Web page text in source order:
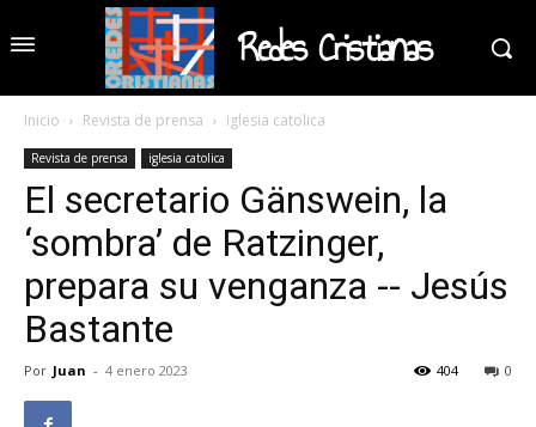
Redes Cristianas
Inicio Revista de prensa iglesia catolica
Revista de prensa iglesia catolica
El secretario Gänswein, la
‘sombra’ de Ratzinger,
prepara su venganza -- Jesús
Bastante
Por Juan - 4 enero 2023 0
404